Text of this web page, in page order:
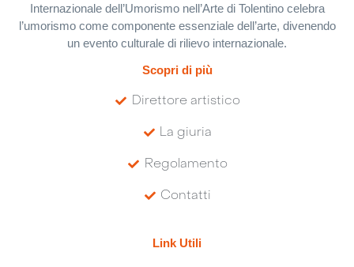
Internazionale dell’Umorismo nell’Arte di Tolentino celebra
l’umorismo come componente essenziale dell’arte, divenendo
un evento culturale di rilievo internazionale.
Scopri di più
Direttore artistico
La giuria
Regolamento
Contatti
Link Utili